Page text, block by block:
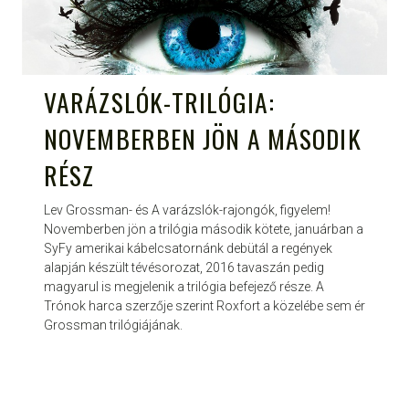
VARÁZSLÓK-TRILÓGIA:
NOVEMBERBEN JÖN A MÁSODIK
RÉSZ
Lev Grossman- és A varázslók-rajongók, figyelem!
Novemberben jön a trilógia második kötete, januárban a
SyFy amerikai kábelcsatornánk debütál a regények
alapján készült tévésorozat, 2016 tavaszán pedig
magyarul is megjelenik a trilógia befejező része. A
Trónok harca szerzője szerint Roxfort a közelébe sem ér
Grossman trilógiájának.